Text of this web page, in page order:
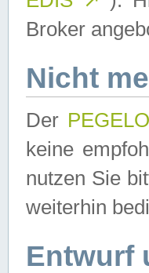
Broker
Nicht
Der
keine
nutzen Sie
weiterhin
Entwurf